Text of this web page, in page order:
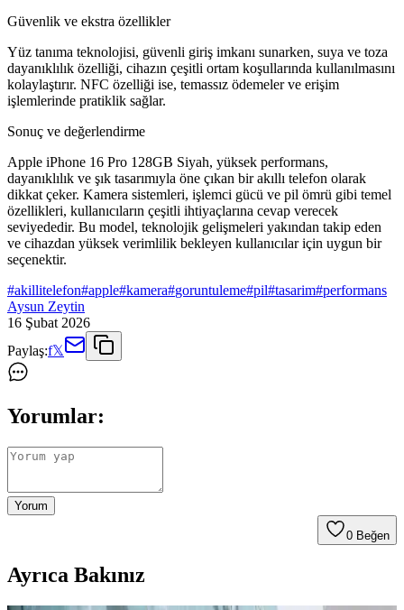
Güvenlik ve ekstra özellikler
Yüz tanıma teknolojisi, güvenli giriş imkanı sunarken, suya ve toza
dayanıklılık özelliği, cihazın çeşitli ortam koşullarında kullanılmasını
kolaylaştırır. NFC özelliği ise, temassız ödemeler ve erişim
işlemlerinde pratiklik sağlar.
Sonuç ve değerlendirme
Apple iPhone 16 Pro 128GB Siyah, yüksek performans,
dayanıklılık ve şık tasarımıyla öne çıkan bir akıllı telefon olarak
dikkat çeker. Kamera sistemleri, işlemci gücü ve pil ömrü gibi temel
özellikleri, kullanıcıların çeşitli ihtiyaçlarına cevap verecek
seviyededir. Bu model, teknolojik gelişmeleri yakından takip eden
ve cihazdan yüksek verimlilik bekleyen kullanıcılar için uygun bir
seçenektir.
#akillitelefon#apple#kamera#goruntuleme#pil#tasarim#performans
Aysun Zeytin
16 Şubat 2026
Paylaş:f𝕏
Yorumlar:
Yorum
0 Beğen
Ayrıca Bakınız